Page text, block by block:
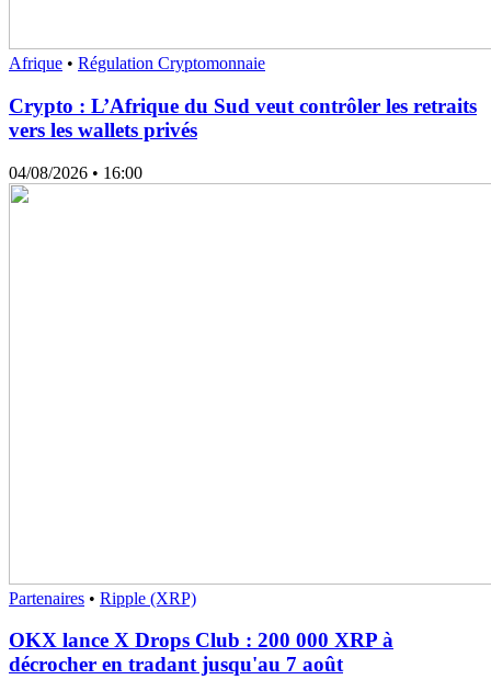
Afrique • Régulation Cryptomonnaie
Crypto : L’Afrique du Sud veut contrôler les retraits
vers les wallets privés
04/08/2026 • 16:00
Partenaires • Ripple (XRP)
OKX lance X Drops Club : 200 000 XRP à
décrocher en tradant jusqu'au 7 août